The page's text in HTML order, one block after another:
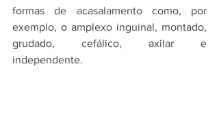
formas de acasalamento como, por
exemplo, o amplexo inguinal, montado,
grudado, cefálico, axilar e
independente.